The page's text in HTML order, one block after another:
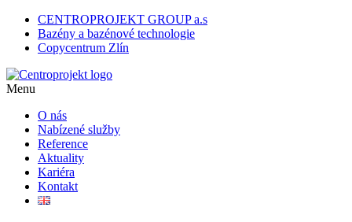
CENTROPROJEKT GROUP a.s
Bazény a bazénové technologie
Copycentrum Zlín
Menu
O nás
Nabízené služby
Reference
Aktuality
Kariéra
Kontakt